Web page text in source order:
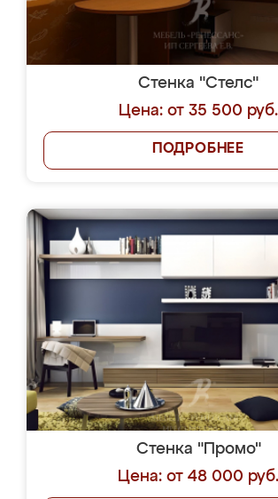
Стенка "Стелс"
Цена: от 35 500 руб.
ПОДРОБНЕЕ
Стенка "Промо"
Цена: от 48 000 руб.